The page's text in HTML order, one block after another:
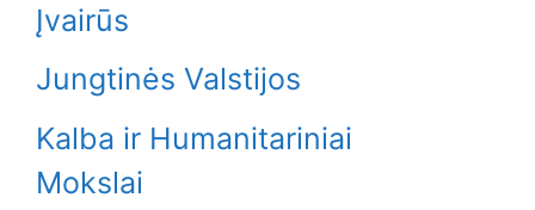
Įvairūs
Jungtinės Valstijos
Kalba ir Humanitariniai
Mokslai